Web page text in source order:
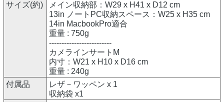
サイズ(約)
メイン収納部：W29 x H41 x D12 cm
13in ノートPC収納スペース：W25 x H35 cm
14in MacbookPro適合
重量 : 750g
-------------------------
カメラインサートM
内寸：W21 x H10 x D16 cm
重量 : 240g
付属品
レザ－ワッペン x 1
収納袋 x1